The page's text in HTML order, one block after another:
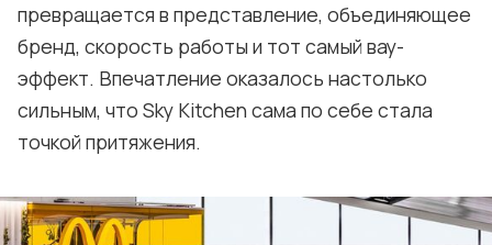
превращается в представление, объединяющее
бренд, скорость работы и тот самый вау-
эффект. Впечатление оказалось настолько
сильным, что Sky Kitchen сама по себе стала
точкой притяжения.